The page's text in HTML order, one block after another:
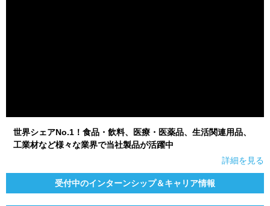
世界シェアNo.1！食品・飲料、医療・医薬品、生活関連用品、
工業材など様々な業界で当社製品が活躍中
詳細を見る
受付中のインターンシップ＆キャリア情報